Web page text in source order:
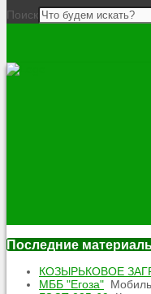
Поиск
Последние
КОЗЫРЬКОВОЕ
МББ "Егоза"